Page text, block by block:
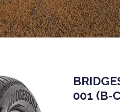
001 (B-